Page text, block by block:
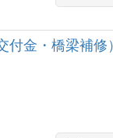
金・橋梁補